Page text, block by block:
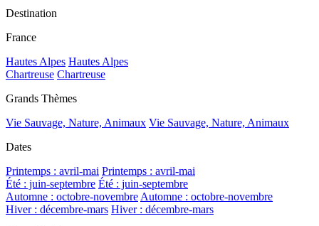
Destination
France
Hautes Alpes Hautes Alpes
Chartreuse Chartreuse
Grands Thèmes
Vie Sauvage, Nature, Animaux Vie Sauvage, Nature, Animaux
Dates
Printemps : avril-mai Printemps : avril-mai
Été : juin-septembre Été : juin-septembre
Automne : octobre-novembre Automne : octobre-novembre
Hiver : décembre-mars Hiver : décembre-mars